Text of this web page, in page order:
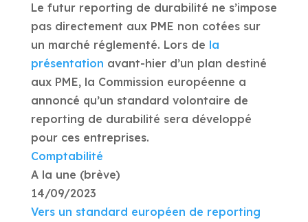
Le futur reporting de durabilité ne s’impose
pas directement aux PME non cotées sur
un marché réglementé. Lors de la
présentation avant-hier d’un plan destiné
aux PME, la Commission européenne a
annoncé qu’un standard volontaire de
reporting de durabilité sera développé
pour ces entreprises.
Comptabilité
A la une (brève)
14/09/2023
Vers un standard européen de reporting